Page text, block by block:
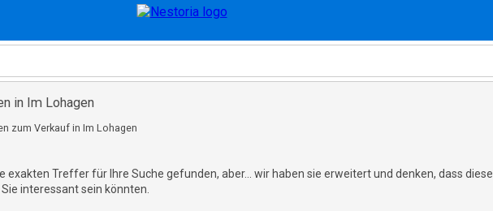
in Im Lohagen
zum Verkauf in Im Lohagen
exakten Treffer für Ihre Suche gefunden, aber... wir haben sie erweitert und denken, dass diese
interessant sein könnten.